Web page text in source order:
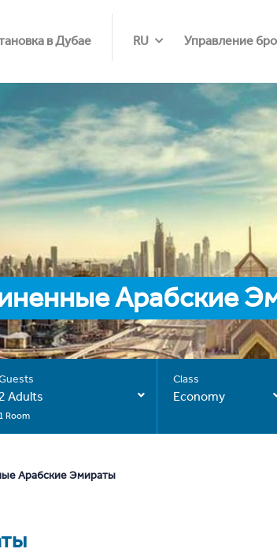
в Дубае RU Управление
Арабские
2 Adults
1 Room
Class
Economy
Арабские Эмираты